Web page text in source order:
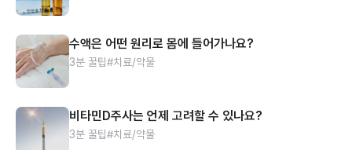
수액은 어떤 원리로 몸에 들어가나요?
3분 꿀팁#치료/약물
비타민D주사는 언제 고려할 수 있나요?
3분 꿀팁#치료/약물